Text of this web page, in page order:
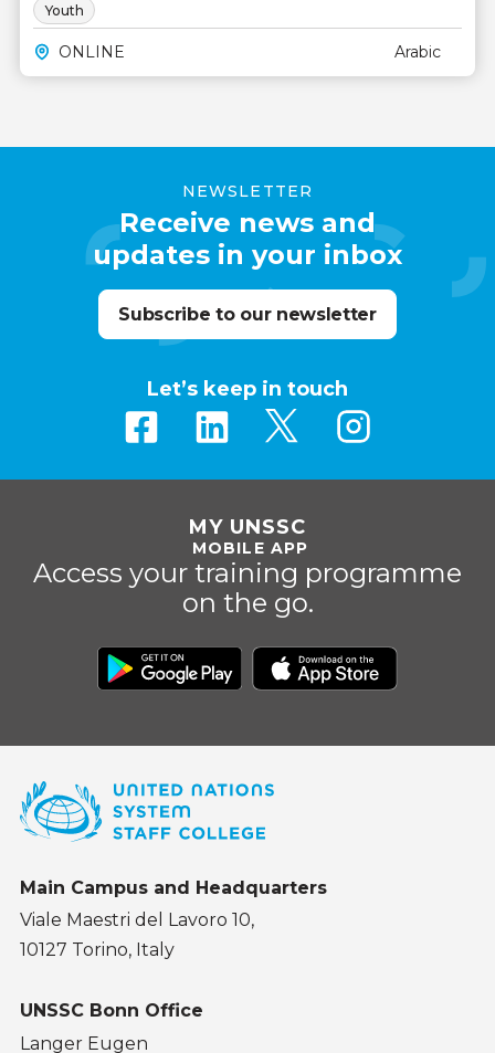
Youth
ONLINE Arabic
NEWSLETTER
Receive news and
updates in your inbox
Subscribe to our newsletter
Let’s keep in touch
MY UNSSC
MOBILE APP
Access your training programme
on the go.
Main Campus and Headquarters
Viale Maestri del Lavoro 10,
10127 Torino, Italy
UNSSC Bonn Office
Langer Eugen